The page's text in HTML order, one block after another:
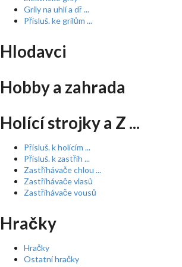
Grily na uhlí a dř ...
Přísluš. ke grilům ...
Hlodavci
Hobby a zahrada
Holící strojky a Z ...
Přísluš. k holícím ...
Přísluš. k zastřih ...
Zastřihávače chlou ...
Zastřihávače vlasů
Zastřihávače vousů
Hračky
Hračky
Ostatní hračky